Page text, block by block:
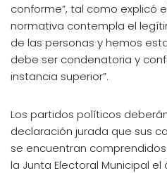
conforme”, tal como explicó
normativa contempla el
de las personas y hemos
debe ser condenatoria y
instancia superior”.
Los partidos políticos
declaración jurada que sus
se encuentran
la Junta Electoral Municipal